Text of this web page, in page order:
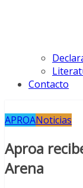
Contacto
APROANoticias
Aproa
Arena